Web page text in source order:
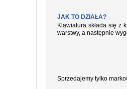
JAK TO DZIAŁA?
Klawiatura składa się z
warstwy, a następnie
Sprzedajemy tylko